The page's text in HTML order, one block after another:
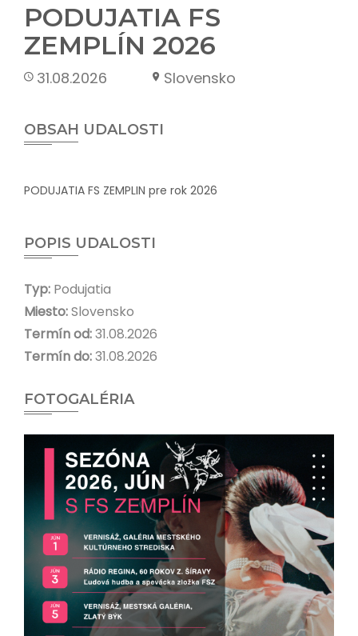
PODUJATIA FS
ZEMPLÍN 2026
31.08.2026 Slovensko
OBSAH UDALOSTI
PODUJATIA FS ZEMPLIN pre rok 2026
POPIS UDALOSTI
Typ: Podujatia
Miesto:Slovensko
Termín od:31.08.2026
Termín do:31.08.2026
FOTOGALÉRIA